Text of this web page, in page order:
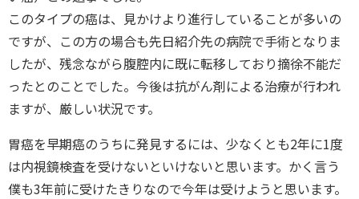
このタイプの癌は、見かけより進行していることが多いの
ですが、この方の場合も先日紹介先の病院で手術となりま
したが、残念ながら腹腔内に既に転移しており摘徐不能だ
ったとのことでした。今後は抗がん剤による治療が行われ
ますが、厳しい状況です。
胃癌を早期癌のうちに発見するには、少なくとも2年に1度
は内視鏡検査を受けないといけないと思います。かく言う
僕も3年前に受けたきりなので今年は受けようと思います。